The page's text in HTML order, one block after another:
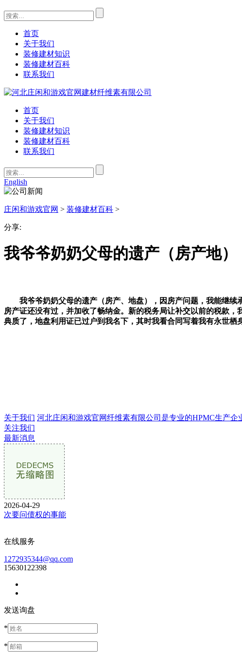
首页
关于我们
装修建材知识
装修建材百科
联系我们
首页
关于我们
装修建材知识
装修建材百科
联系我们
English
庄闲和游戏官网 > 装修建材百科 >
分享:
我爷爷奶奶父母的遗产（房产地）
我爷爷奶奶父母的遗产（房产、地盘），因房产问题，我能继续
房产证还没有过，并加收了畅纳金。新的税务局让补交以前的税款
典质了，地盘利用证已过户到我名下，其时我看合同写着我有永世栖
关于我们 河北庄闲和游戏官网纤维素有限公司是专业的HPMC生产企
关注我们
最新消息
2026-04-29
次要问债权的事能
在线服务
1272935344@qq.com
15630122398
发送询盘
*
*